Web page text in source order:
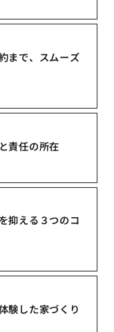
まで、スムーズ
責任の所在
抑える３つのコ
験した家づくり